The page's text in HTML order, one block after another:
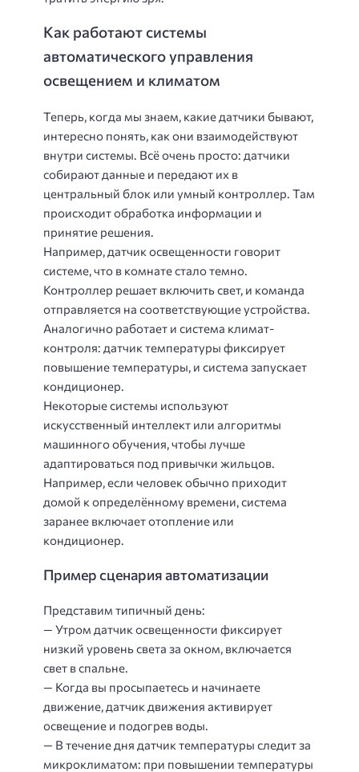
Как работают системы
автоматического управления
освещением и климатом
Теперь, когда мы знаем, какие датчики бывают,
интересно понять, как они взаимодействуют
внутри системы. Всё очень просто: датчики
собирают данные и передают их в
центральный блок или умный контроллер. Там
происходит обработка информации и
принятие решения.
Например, датчик освещенности говорит
системе, что в комнате стало темно.
Контроллер решает включить свет, и команда
отправляется на соответствующие устройства.
Аналогично работает и система климат-
контроля: датчик температуры фиксирует
повышение температуры, и система запускает
кондиционер.
Некоторые системы используют
искусственный интеллект или алгоритмы
машинного обучения, чтобы лучше
адаптироваться под привычки жильцов.
Например, если человек обычно приходит
домой к определённому времени, система
заранее включает отопление или
кондиционер.
Пример сценария автоматизации
Представим типичный день:
— Утром датчик освещенности фиксирует
низкий уровень света за окном, включается
свет в спальне.
— Когда вы просыпаетесь и начинаете
движение, датчик движения активирует
освещение и подогрев воды.
— В течение дня датчик температуры следит за
микроклиматом: при повышении температуры